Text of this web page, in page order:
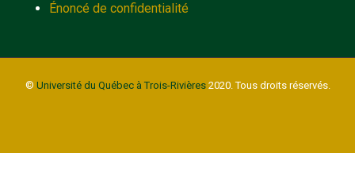
Énoncé de confidentialité
© Université du Québec à Trois-Rivières2020. Tous droits réservés.